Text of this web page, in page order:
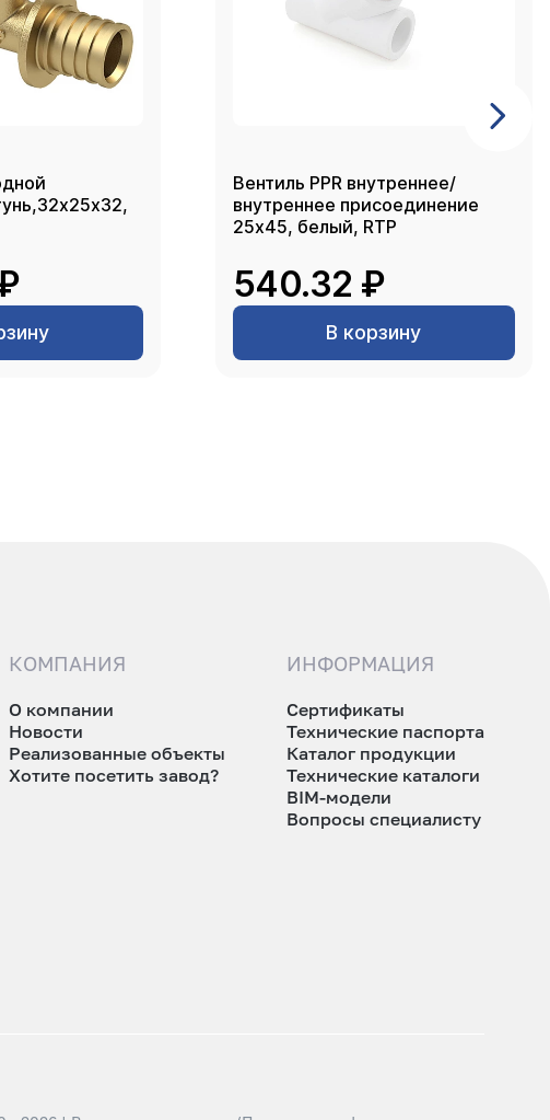
Вентиль PPR внутреннее/
внутреннее присоединение
25х45, белый, RTP
540.32 ₽
В корзину
КОМПАНИЯ
О компании
Новости
Реализованные объекты
Хотите посетить завод?
ИНФОРМАЦИЯ
Сертификаты
Технические паспорта
Каталог продукции
Технические каталоги
BIM-модели
Вопросы специалисту